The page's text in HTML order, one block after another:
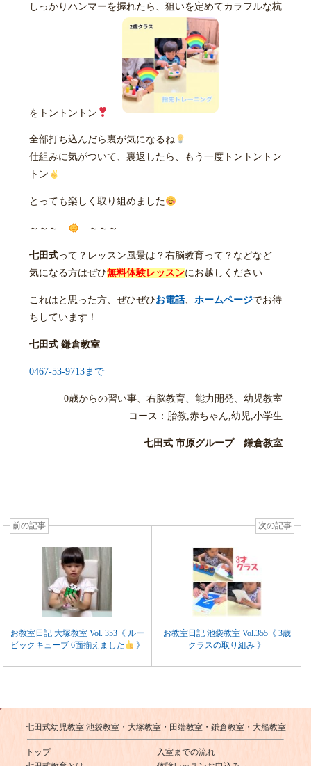
しっかりハンマーを握れたら、狙いを定めてカラフルな杭
をトントントン
全部打ち込んだら裏が気になるね
仕組みに気がついて、裏返したら、もう一度トントントン
トン
とっても楽しく取り組めました
～～～ ～～～
七田式って？レッスン風景は？右脳教育って？などなど
気になる方はぜひ無料体験レッスンにお越しください
これはと思った方、ぜひぜひお電話、 ホームページでお待
ちしています！
七田式 鎌倉教室
0467-53-9713まで
0歳からの習い事、右脳教育、能力開発、幼児教室
コース：胎教,赤ちゃん,幼児,小学生
七田式 市原グループ 鎌倉教室
前の記事
お教室日記 大塚教室 Vol. 353《 ルー
ビックキューブ 6面揃えました
》
次の記事
お教室日記 池袋教室 Vol.355《 3歳
クラスの取り組み 》
七田式幼児教室 池袋教室・大塚教室・田端教室・鎌倉教室・大船教室
トップ
入室までの流れ